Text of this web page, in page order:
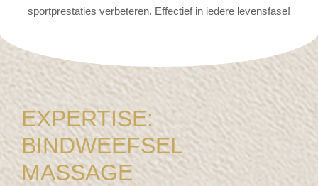
sportprestaties verbeteren. Effectief in iedere levensfase!
EXPERTISE:
BINDWEEFSEL
MASSAGE